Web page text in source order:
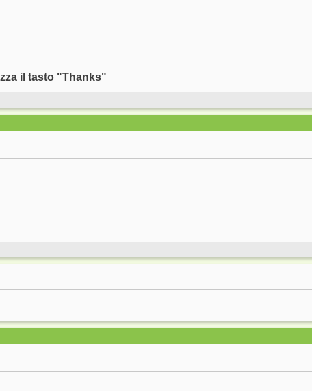
il tasto "Thanks"